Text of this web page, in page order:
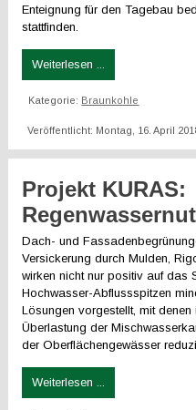
Enteignung für den Tagebau
stattfinden.
Weiterlesen ...
Kategorie: Braunkohle
Veröffentlicht: Montag, 16. April
Projekt KURAS:
Dach- und
Versickerung durch Mulden,
wirken nicht nur positiv auf das
Hochwasser-Abflussspitzen
Lösungen vorgestellt, mit
Überlastung der
der Oberflächengewässer
Weiterlesen ...